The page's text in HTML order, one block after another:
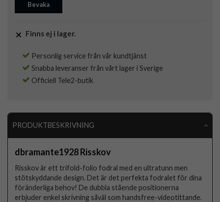
Bevaka
Finns ej i lager.
Personlig service från vår kundtjänst
Snabba leveranser från vårt lager i Sverige
Officiell Tele2-butik
PRODUKTBESKRIVNING
dbramante1928 Risskov
Risskov är ett trifold-folio fodral med en ultratunn men
stötskyddande design. Det är det perfekta fodralet för dina
föränderliga behov! De dubbla stående positionerna
erbjuder enkel skrivning såväl som handsfree-videotittande.